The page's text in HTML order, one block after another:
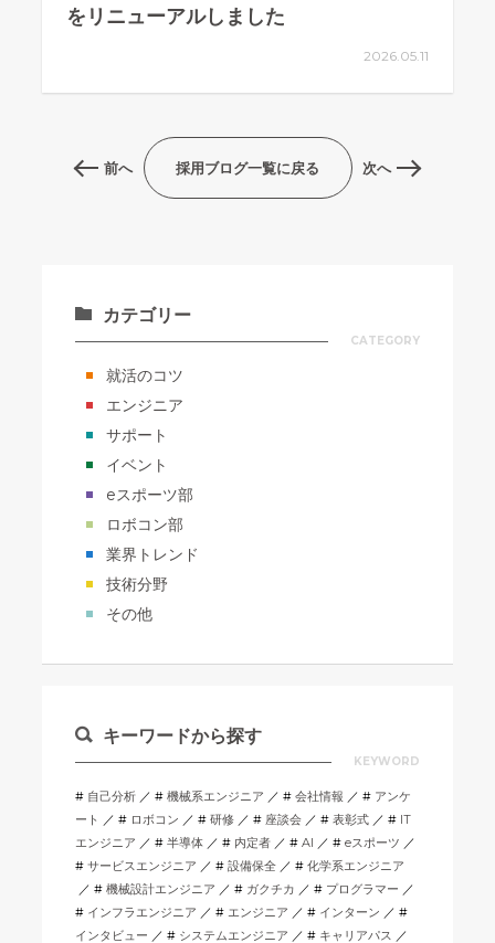
をリニューアルしました
2026.05.11
前へ 採用ブログ一覧に戻る 次へ
カテゴリー
CATEGORY
就活のコツ
エンジニア
サポート
イベント
eスポーツ部
ロボコン部
業界トレンド
技術分野
その他
キーワードから探す
KEYWORD
自己分析 機械系エンジニア 会社情報
アンケ
ート
ロボコン 研修 座談会 表彰式
IT
エンジニア
半導体 内定者 AI
eスポーツ
サービスエンジニア
設備保全
化学系エンジニア
機械設計エンジニア
ガクチカ
プログラマー
インフラエンジニア
エンジニア
インターン
インタビュー
システムエンジニア
キャリアパス